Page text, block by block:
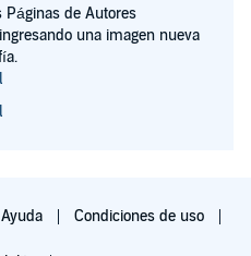
Páginas de Autores
una imagen nueva
Condiciones de uso